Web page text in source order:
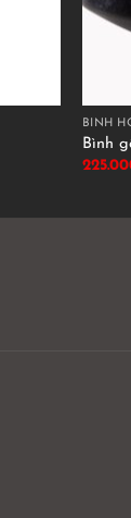
BÌNH
Bình